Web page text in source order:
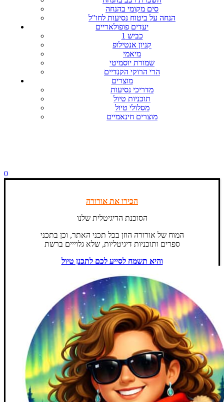
סים מקומי בהנחה
הנחה על ביטוח נסיעות לחו"ל
יעדים פופולאריים
כביש 1
קניון אנטילופ
מיאמי
שמורת יוסמיטי
הרי הרוקי הקנדיים
מוצרים
מדריכי נסיעות
תוכניות טיול
מסלולי טיול
מוצרים חינאמיים
0
הכירו את אורורה
הסוכנת הדיגיטלית שלנו
המוח של אורורה הוזן בכל תכני האתר, וכן בתכני
ספרים ותוכניות דיגיטליות, שלא גלוייים ברשת
והיא תשמח לסייע לכם לתכנן טיול